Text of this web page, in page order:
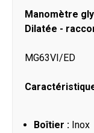
Manomètre
Dilatée -
MG63VI/ED
Boîtier : Inox